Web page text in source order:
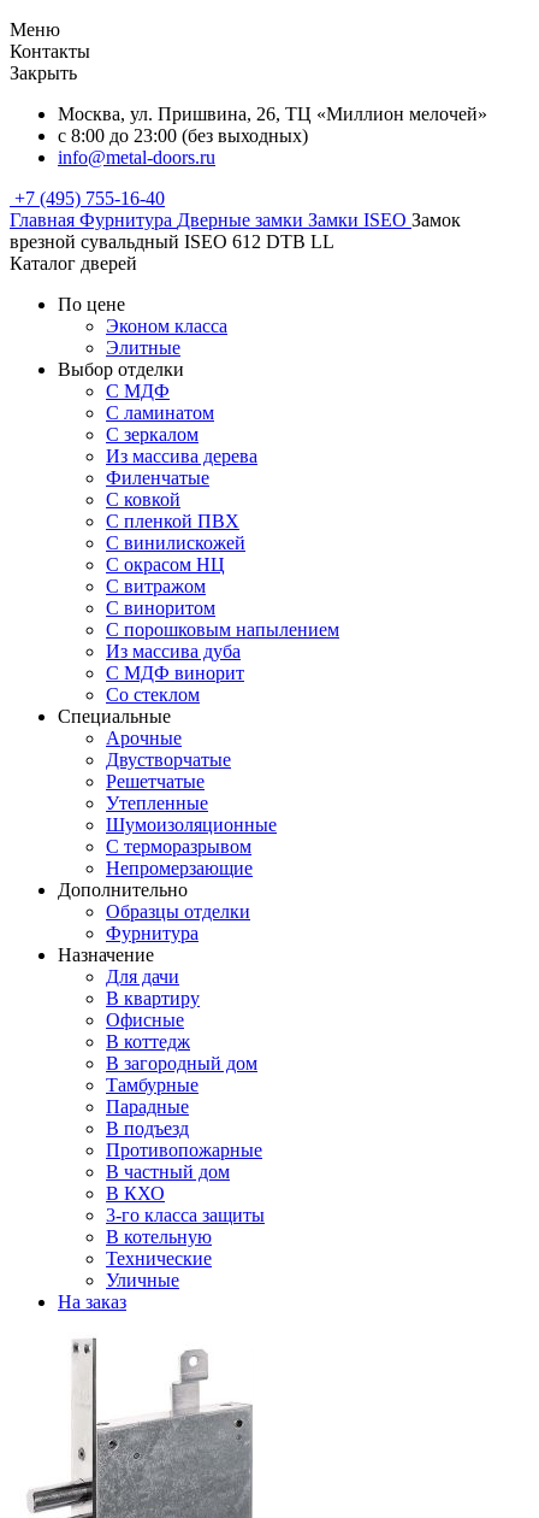
Меню
Контакты
Закрыть
Москва, ул. Пришвина, 26, ТЦ «Миллион мелочей»
с 8:00 до 23:00 (без выходных)
info@metal-doors.ru
+7 (495) 755-16-40
Главная Фурнитура Дверные замки Замки ISEO Замок
врезной сувальдный ISEO 612 DTB LL
Каталог дверей
По цене
Эконом класса
Элитные
Выбор отделки
С МДФ
С ламинатом
С зеркалом
Из массива дерева
Филенчатые
С ковкой
С пленкой ПВХ
С винилискожей
С окрасом НЦ
С витражом
С виноритом
С порошковым напылением
Из массива дуба
С МДФ винорит
Со стеклом
Специальные
Арочные
Двустворчатые
Решетчатые
Утепленные
Шумоизоляционные
С терморазрывом
Непромерзающие
Дополнительно
Образцы отделки
Фурнитура
Назначение
Для дачи
В квартиру
Офисные
В коттедж
В загородный дом
Тамбурные
Парадные
В подъезд
Противопожарные
В частный дом
В КХО
3-го класса защиты
В котельную
Технические
Уличные
На заказ